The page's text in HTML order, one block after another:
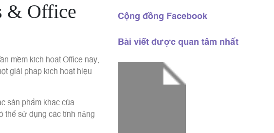
& Office
mềm kích hoạt Office này,
giải pháp kích hoạt hiệu
sản phẩm khác của
thể sử dụng các tính năng
Cộng đồng Facebook
Bài viết được quan tâm nhất